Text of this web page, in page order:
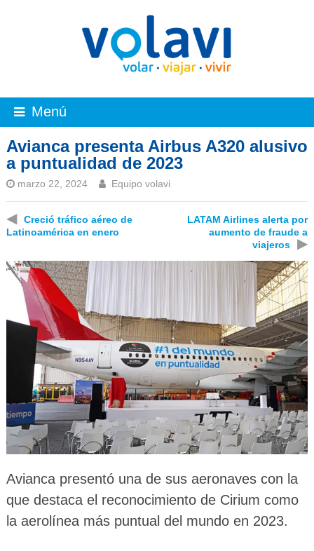
Menú
Avianca presenta Airbus A320 alusivo
a puntualidad de 2023
marzo 22, 2024 Equipo volavi
◀
Creció tráfico aéreo de
Latinoamérica en enero
LATAM Airlines alerta por
aumento de fraude a
viajeros
▶
Avianca presentó una de sus aeronaves con la
que destaca el reconocimiento de Cirium como
la aerolínea más puntual del mundo en 2023.